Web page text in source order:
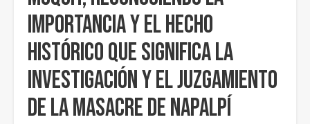
importancia y el hecho
histórico que significa la
investigación y el juzgamiento
de la Masacre de Napalpí